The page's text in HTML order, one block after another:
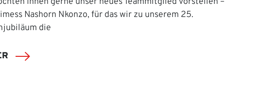
Nashorn Nkonzo, für das wir zu unserem 25.
die